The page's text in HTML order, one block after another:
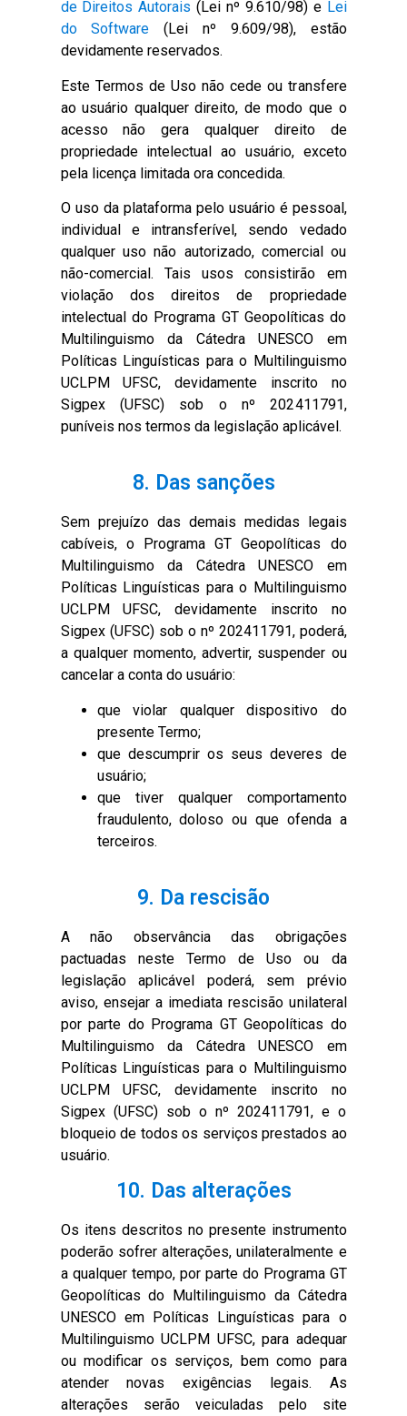
de Direitos Autorais (Lei nº 9.610/98) e Lei
do Software (Lei nº 9.609/98), estão
devidamente reservados.
Este Termos de Uso não cede ou transfere
ao usuário qualquer direito, de modo que o
acesso não gera qualquer direito de
propriedade intelectual ao usuário, exceto
pela licença limitada ora concedida.
O uso da plataforma pelo usuário é pessoal,
individual e intransferível, sendo vedado
qualquer uso não autorizado, comercial ou
não-comercial. Tais usos consistirão em
violação dos direitos de propriedade
intelectual do Programa GT Geopolíticas do
Multilinguismo da Cátedra UNESCO em
Políticas Linguísticas para o Multilinguismo
UCLPM UFSC, devidamente inscrito no
Sigpex (UFSC) sob o nº 202411791,
puníveis nos termos da legislação aplicável.
8. Das sanções
Sem prejuízo das demais medidas legais
cabíveis, o Programa GT Geopolíticas do
Multilinguismo da Cátedra UNESCO em
Políticas Linguísticas para o Multilinguismo
UCLPM UFSC, devidamente inscrito no
Sigpex (UFSC) sob o nº 202411791, poderá,
a qualquer momento, advertir, suspender ou
cancelar a conta do usuário:
que violar qualquer dispositivo do
presente Termo;
que descumprir os seus deveres de
usuário;
que tiver qualquer comportamento
fraudulento, doloso ou que ofenda a
terceiros.
9. Da rescisão
A não observância das obrigações
pactuadas neste Termo de Uso ou da
legislação aplicável poderá, sem prévio
aviso, ensejar a imediata rescisão unilateral
por parte do Programa GT Geopolíticas do
Multilinguismo da Cátedra UNESCO em
Políticas Linguísticas para o Multilinguismo
UCLPM UFSC, devidamente inscrito no
Sigpex (UFSC) sob o nº 202411791, e o
bloqueio de todos os serviços prestados ao
usuário.
10. Das alterações
Os itens descritos no presente instrumento
poderão sofrer alterações, unilateralmente e
a qualquer tempo, por parte do Programa GT
Geopolíticas do Multilinguismo da Cátedra
UNESCO em Políticas Linguísticas para o
Multilinguismo UCLPM UFSC, para adequar
ou modificar os serviços, bem como para
atender novas exigências legais. As
alterações serão veiculadas pelo site